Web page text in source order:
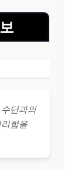
단과의
함을